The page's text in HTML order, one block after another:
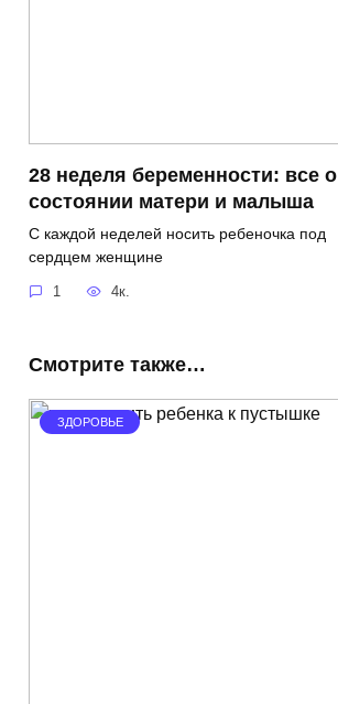
28 неделя беременности: все о
состоянии матери и малыша
С каждой неделей носить ребеночка под
сердцем женщине
1 4к.
Смотрите также…
ЗДОРОВЬЕ